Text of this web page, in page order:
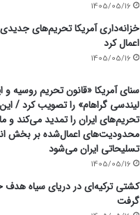
1405/05/16
خزانه‌داری آمریکا تحریم‌های جدیدی
اعمال کرد
1405/05/16
سنای آمریکا «قانون تحریم روسیه و
لیندسی گراهام» را تصویب کرد /
تحریم‌های ایران را تمدید می‌کند و
محدودیت‌های اعمال‌شده بر بخش
تسلیحاتی ایران می‌شود
1405/05/16
کشتی ترکیه‌ای در دریای سیاه هدف
گرفت